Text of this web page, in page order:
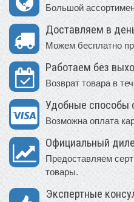
Большой
Доставляем в
Можем бесплатно
Работаем без
Возврат товара в
Удобные способы
Возможна оплата
Официальный
Предоставляем
товары.
Экспертные